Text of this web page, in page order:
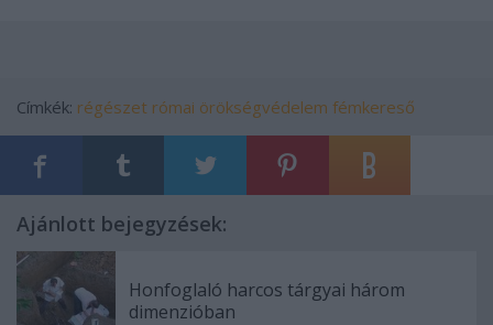
Címkék: régészet római örökségvédelem fémkereső
Ajánlott bejegyzések:
Honfoglaló harcos tárgyai három
dimenzióban